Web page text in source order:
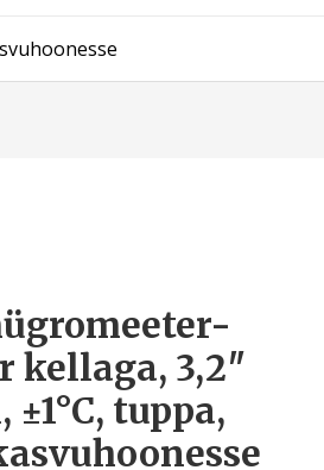
kellaga, 3,2″
tuppa,